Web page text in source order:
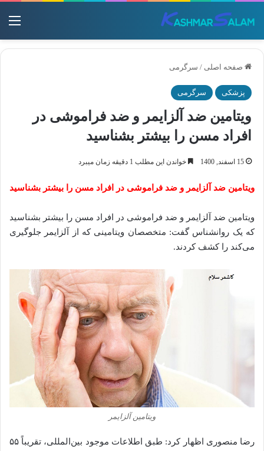
صفحه اصلی / سرگرمی
پزشکی سرگرمی
ویتامین ضد آلزایمر و ضد فراموشی در
افراد مسن را بیشتر بشناسید
15 اسفند, 1400 خواندن این مطلب 1 دقیقه زمان میبرد
ویتامین ضد آلزایمر و ضد فراموشی در افراد مسن را بیشتر بشناسید
ویتامین ضد آلزایمر و ضد فراموشی در افراد مسن را بیشتر بشناسید
که یک روانشناس گفت: متخصصان ویتامینی که از آلزایمر جلوگیری
می‌کند را کشف کردند.
ویتامین آلزایمر
رضا منصوری اظهار کرد: طبق اطلاعات موجود بین‌المللی، تقریباً ۵۵